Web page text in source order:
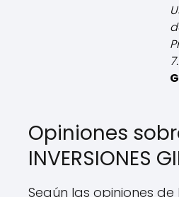
Opiniones
INVERSIONES
Según las opiniones de